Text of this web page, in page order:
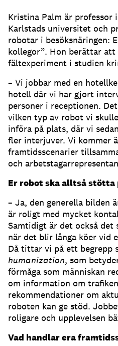
Kristina Palm är professor
Karlstads universitet och
robotar i besöksnäringen:
kollegor”. Hon berättar
fältexperiment i studien
– Vi jobbar med en
hotell där vi har gjort
personer i receptionen.
vilken typ av robot vi
införa på plats, där vi
fler interjuver. Vi kommer
framtidsscenarier
och
Er robot ska alltså stötta
– Ja, den generella bilden
är roligt med mycket
Samtidigt är det också det
när det blir långa köer vid
Då tittar vi på ett begrepp
humanization, som
förmåga som människan
om information om
rekommendationer om
roboten kan ge stöd.
roligare och upplevelsen
Vad handlar era